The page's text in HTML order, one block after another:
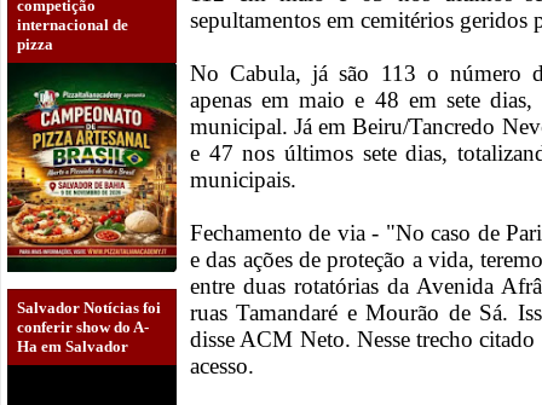
competição
internacional de
pizza
Salvador Notícias foi
conferir show do A-
Ha em Salvador
sepultamentos em cemitérios geridos
No Cabula, já são 113 o número
apenas em maio e 48 em sete
municipal. Já em Beiru/Tancredo
e 47 nos últimos sete dias,
municipais.
Fechamento de via - "No caso de
e das ações de proteção a vida,
entre duas rotatórias da Avenida
ruas Tamandaré e Mourão de Sá.
disse ACM Neto. Nesse trecho
acesso.